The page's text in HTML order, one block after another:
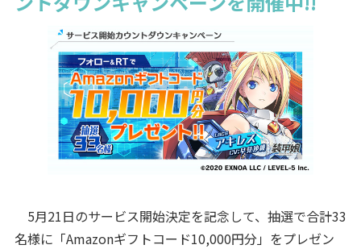
5月21日のサービス開始決定を記念して、抽選で合計33
名様に「Amazonギフトコード10,000円分」をプレゼン